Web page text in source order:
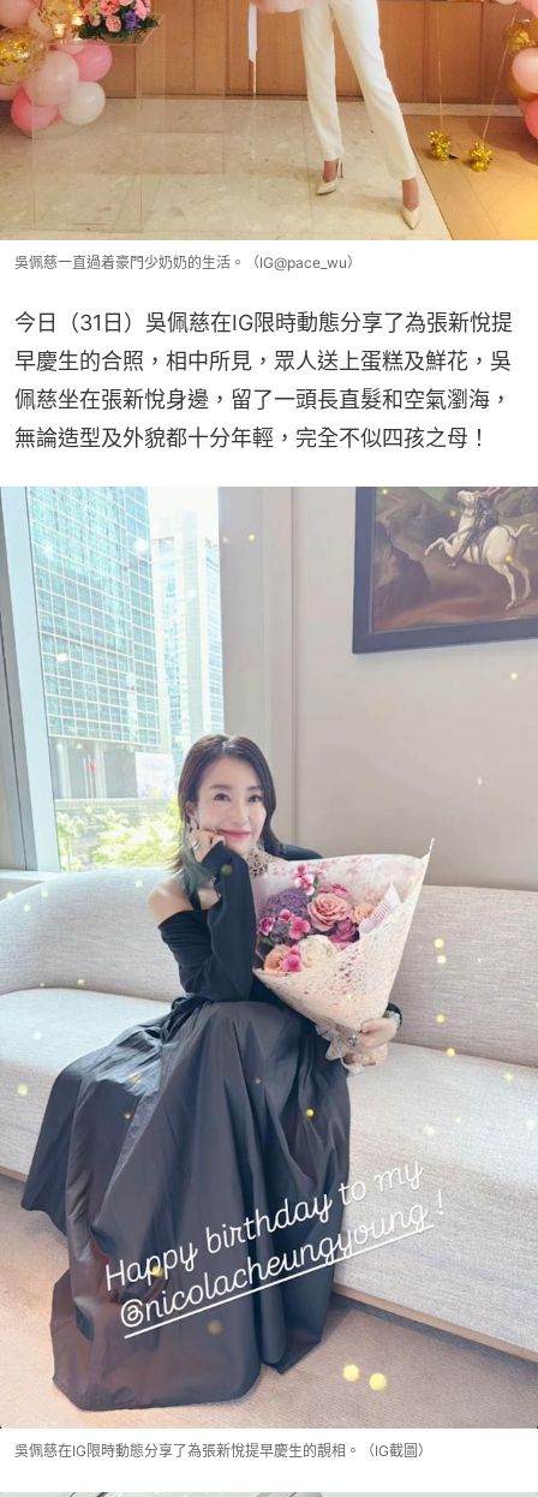
吳佩慈一直過着豪門少奶奶的生活。（IG@pace_wu）
今日（31日）吳佩慈在IG限時動態分享了為張新悅提
早慶生的合照，相中所見，眾人送上蛋糕及鮮花，吳
佩慈坐在張新悅身邊，留了一頭長直髮和空氣瀏海，
無論造型及外貌都十分年輕，完全不似四孩之母！
吳佩慈在IG限時動態分享了為張新悅提早慶生的靚相。（IG截圖）